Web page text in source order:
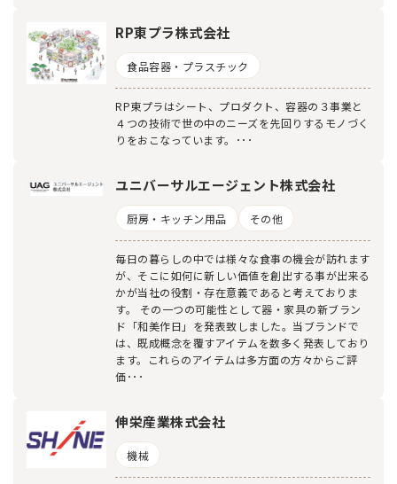
RP東プラ株式会社
食品容器・プラスチック
RP東プラはシート、プロダクト、容器の３事業と
４つの技術で世の中のニーズを先回りするモノづく
りをおこなっています。･･･
ユニバーサルエージェント株式会社
厨房・キッチン用品 その他
毎日の暮らしの中では様々な食事の機会が訪れます
が、そこに如何に新しい価値を創出する事が出来る
かが当社の役割・存在意義であると考えておりま
す。 その一つの可能性として器・家具の新ブラン
ド「和美作日」を発表致しました。当ブランドで
は、既成概念を覆すアイテムを数多く発表しており
ます。これらのアイテムは多方面の方々からご評
価･･･
伸栄産業株式会社
機械